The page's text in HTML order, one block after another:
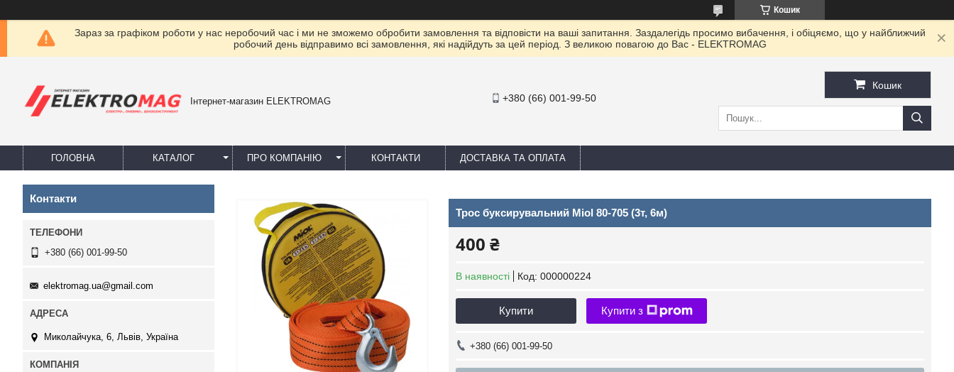
Кошик
Зараз за графіком роботи у нас неробочий час і ми не зможемо обробити замовлення та відповісти на ваші запитання. Заздалегідь просимо вибачення, і обіцяємо, що у найближчий
робочий день відправимо всі замовлення, які надійдуть за цей період. З великою повагою до Ваc - ELEKTROMAG
Інтернет-магазин ELEKTROMAG +380 (66) 001-99-50
Кошик
ГОЛОВНА КАТАЛОГ ПРО КОМПАНІЮ КОНТАКТИ ДОСТАВКА ТА ОПЛАТА
Трос буксирувальний Miol 80-705 (3т, 6м)
400 ₴
В наявності Код: 000000224
Купити Купити з
+380 (66) 001-99-50
Контакти
+380 (66) 001-99-50
elektromag.ua@gmail.com
Миколайчука, 6, Львів, Україна